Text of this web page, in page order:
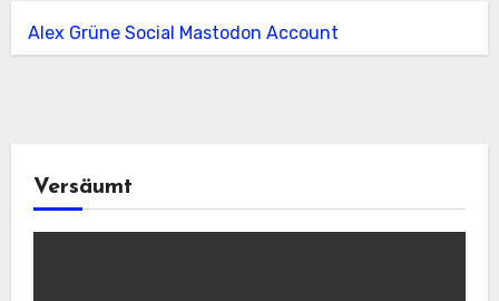
Alex Grüne Social Mastodon Account
Versäumt